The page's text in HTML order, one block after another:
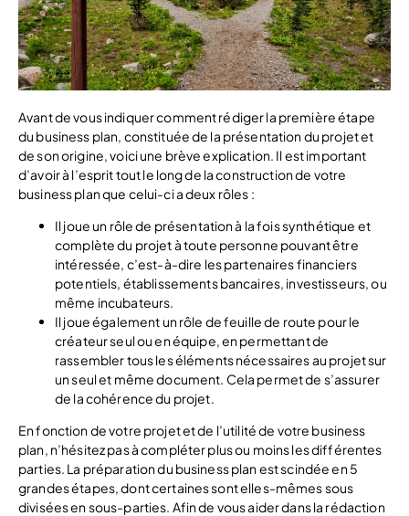
Avant de vous indiquer comment rédiger la première étape
du business plan, constituée de la présentation du projet et
de son origine, voici une brève explication. Il est important
d’avoir à l’esprit tout le long de la construction de votre
business plan que celui-ci a deux rôles :
Il joue un rôle de présentation à la fois synthétique et
complète du projet à toute personne pouvant être
intéressée, c’est-à-dire les partenaires financiers
potentiels, établissements bancaires, investisseurs, ou
même incubateurs.
Il joue également un rôle de feuille de route pour le
créateur seul ou en équipe, en permettant de
rassembler tous les éléments nécessaires au projet sur
un seul et même document. Cela permet de s’assurer
de la cohérence du projet.
En fonction de votre projet et de l’utilité de votre business
plan, n’hésitez pas à compléter plus ou moins les différentes
parties. La préparation du business plan est scindée en 5
grandes étapes, dont certaines sont elles-mêmes sous
divisées en sous-parties. Afin de vous aider dans la rédaction